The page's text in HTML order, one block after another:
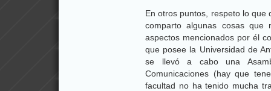
En otros puntos, respeto lo
comparto algunas cosas
aspectos mencionados por él
que posee la Universidad de
se llevó a cabo una
Comunicaciones (hay que
facultad no ha tenido mucha